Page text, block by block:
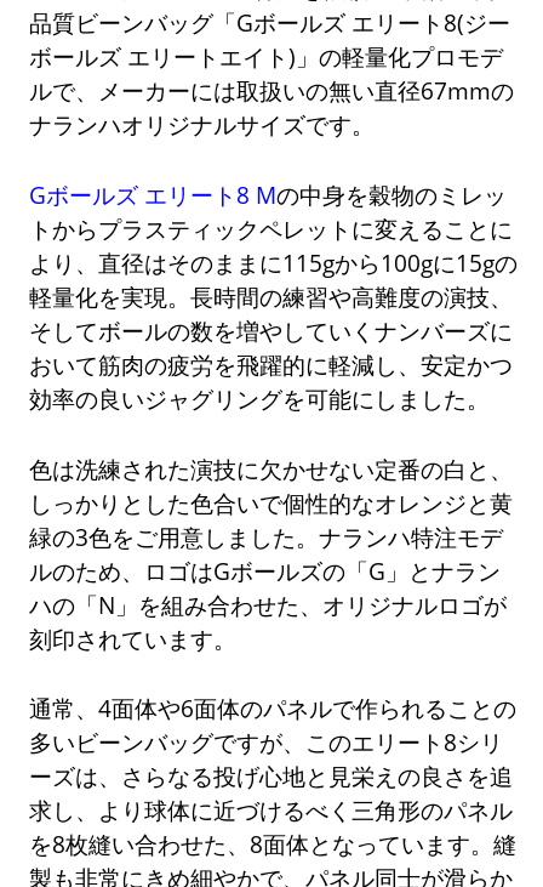
品質ビーンバッグ「Gボールズ エリート8(ジー
ボールズ エリートエイト)」の軽量化プロモデ
ルで、メーカーには取扱いの無い直径67mmの
ナランハオリジナルサイズです。
Gボールズ エリート8 Mの中身を穀物のミレッ
トからプラスティックペレットに変えることに
より、直径はそのままに115gから100gに15gの
軽量化を実現。長時間の練習や高難度の演技、
そしてボールの数を増やしていくナンバーズに
おいて筋肉の疲労を飛躍的に軽減し、安定かつ
効率の良いジャグリングを可能にしました。
色は洗練された演技に欠かせない定番の白と、
しっかりとした色合いで個性的なオレンジと黄
緑の3色をご用意しました。ナランハ特注モデ
ルのため、ロゴはGボールズの「G」とナラン
ハの「N」を組み合わせた、オリジナルロゴが
刻印されています。
通常、4面体や6面体のパネルで作られることの
多いビーンバッグですが、このエリート8シリ
ーズは、さらなる投げ心地と見栄えの良さを追
求し、より球体に近づけるべく三角形のパネル
を8枚縫い合わせた、8面体となっています。縫
製も非常にきめ細やかで、パネル同士が滑らか